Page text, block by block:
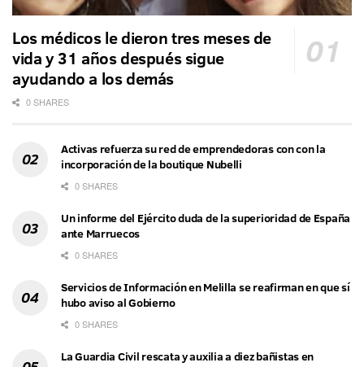
Los médicos le dieron tres meses de
vida y 31 años después sigue
ayudando a los demás
0 SHARES
Activas refuerza su red de emprendedoras con con la
incorporación de la boutique Nubelli
0 SHARES
Un informe del Ejército duda de la superioridad de España
ante Marruecos
0 SHARES
Servicios de Información en Melilla se reafirman en que sí
hubo aviso al Gobierno
0 SHARES
La Guardia Civil rescata y auxilia a diez bañistas en